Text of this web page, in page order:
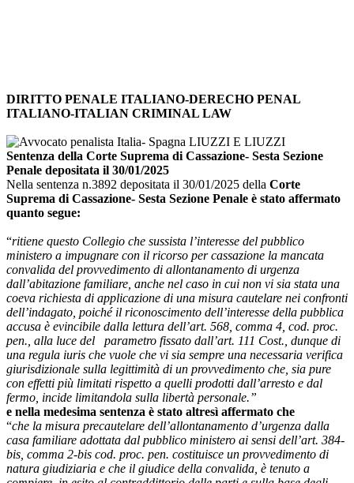
DIRITTO PENALE ITALIANO-DERECHO PENAL
ITALIANO-ITALIAN CRIMINAL LAW
Sentenza della Corte Suprema di Cassazione- Sesta Sezione
Penale depositata il 30/01/2025
Nella sentenza n.3892 depositata il 30/01/2025 della Corte
Suprema di Cassazione- Sesta Sezione Penale è stato affermato
quanto segue:
“ritiene questo Collegio che sussista l’interesse del pubblico
ministero a impugnare con il ricorso per cassazione la mancata
convalida del provvedimento di allontanamento di urgenza
dall’abitazione familiare, anche nel caso in cui non vi sia stata una
coeva richiesta di applicazione di una misura cautelare nei confronti
dell’indagato, poiché il riconoscimento dell’interesse della pubblica
accusa è evincibile dalla lettura dell’art. 568, comma 4, cod. proc.
pen., alla luce del parametro fissato dall’art. 111 Cost., dunque di
una regula iuris che vuole che vi sia sempre una necessaria verifica
giurisdizionale sulla legittimità di un provvedimento che, sia pure
con effetti più limitati rispetto a quelli prodotti dall’arresto e dal
fermo, incide limitandola sulla libertà personale.”
e nella medesima sentenza è stato altresì affermato che
“che la misura precautelare dell’allontanamento d’urgenza dalla
casa familiare adottata dal pubblico ministero ai sensi dell’art. 384-
bis, comma 2-bis cod. proc. pen. costituisce un provvedimento di
natura giudiziaria e che il giudice della convalida, è tenuto a